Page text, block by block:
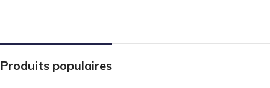
Produits populaires